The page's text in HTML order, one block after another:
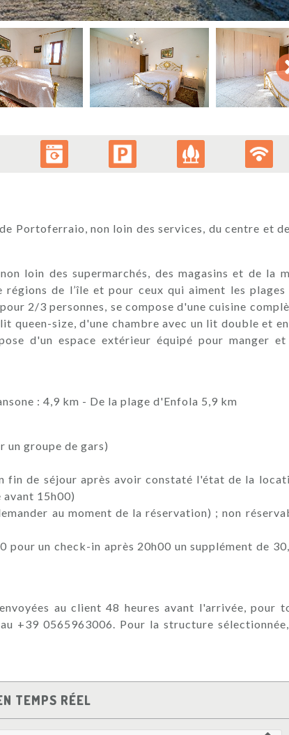
Portoferraio, non loin des services, du centre et
loin des supermarchés, des magasins et de la
de l’île et pour ceux qui aiment les plages
2/3 personnes, se compose d'une cuisine
queen-size, d'une chambre avec un lit double et
d'un espace extérieur équipé pour manger et
: 4,9 km - De la plage d'Enfola 5,9 km
un groupe de gars)
fin de séjour après avoir constaté l'état de la
avant 15h00)
au moment de la réservation) ; non
un check-in après 20h00 un supplément de
au client 48 heures avant l'arrivée, pour
+39 0565963006. Pour la structure
TEMPS RÉEL